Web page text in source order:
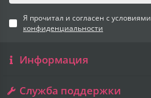
Я прочитал и согласен с условиями
конфиденциальности
Информация
Служба поддержки